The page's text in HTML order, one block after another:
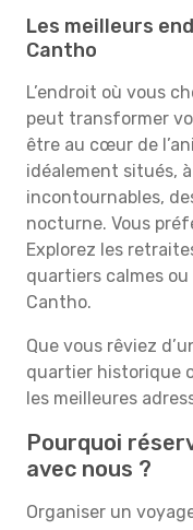
Les meilleurs
Cantho
L’endroit où vous
peut transformer
être au cœur de
idéalement situés,
incontournables,
nocturne. Vous
Explorez les
quartiers calmes
Cantho.
Que vous rêviez
quartier historique
les meilleures
Pourquoi
avec nous ?
Organiser un